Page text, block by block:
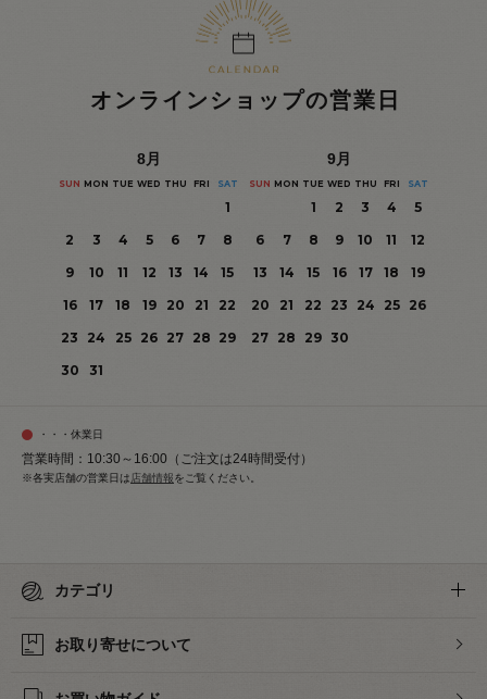
オンラインショップの営業日
8月
SUN MON TUE WED THU FRI SAT
1
2
3 4 5 6 7
8
9
10 11 12 13 14
15
16
17 18 19 20 21
22
23
24 25 26 27 28 29
30
31
9月
SUN MON TUE WED THU FRI SAT
1 2 3 4
5
6
7 8 9 10 11
12
13
14 15 16 17 18
19
20
21 22 23 24 25
26
27 28 29 30
・・・休業日
営業時間：10:30～16:00（ご注文は24時間受付）
※各実店舗の営業日は 店舗情報をご覧ください。
カテゴリ
お取り寄せについて